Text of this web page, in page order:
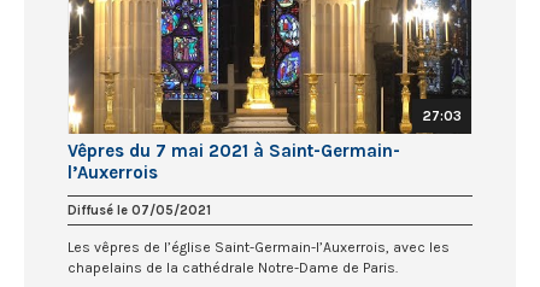
27:03
Vêpres du 7 mai 2021 à Saint-Germain-
l’Auxerrois
Diffusé le 07/05/2021
Les vêpres de l’église Saint-Germain-l’Auxerrois, avec les
chapelains de la cathédrale Notre-Dame de Paris.